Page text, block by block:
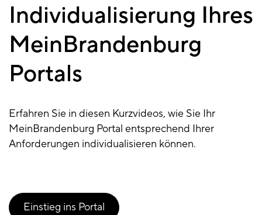
Individualisierung Ihres
MeinBrandenburg
Portals
Erfahren Sie in diesen Kurzvideos, wie Sie Ihr
MeinBrandenburg Portal entsprechend Ihrer
Anforderungen individualisieren können.
Einstieg ins Portal